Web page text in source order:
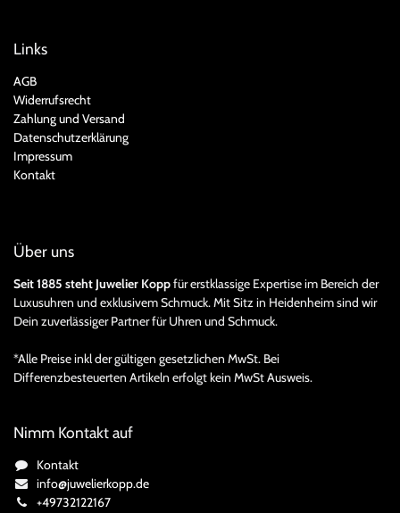
Links
AGB
Widerrufsrecht
Zahlung und Versand
Datenschutzerklärung
Impressum
Kontakt
Über uns
Seit 1885 steht Juwelier Koppfür erstklassige Expertise im Bereich der
Luxusuhren und exklusivem Schmuck. Mit Sitz in Heidenheim sind wir
Dein zuverlässiger Partner für Uhren und Schmuck.
*Alle Preise inkl der gültigen gesetzlichen MwSt. Bei
Differenzbesteuerten Artikeln erfolgt kein MwSt Ausweis.
Nimm Kontakt auf
Kontakt
info@juwelierkopp.de
+49732122167